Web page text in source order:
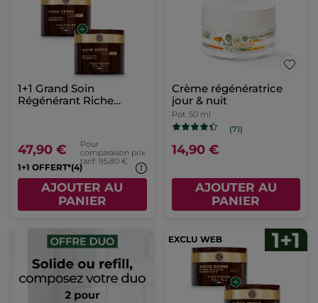
1+1 Grand Soin
Régénérant Riche
47,90 €
Pour
comparaison prix
tarif: 95,80 €
1+1 OFFERT*(4)
AJOUTER AU
PANIER
Crème régénératrice
jour & nuit
Pot 50 ml
(71)
14,90 €
AJOUTER AU
PANIER